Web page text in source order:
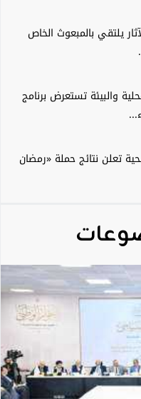
يلتقي بالمبعوث الخاص
والبيئة تستعرض برنامج
تعلن نتائج حملة «رمضان